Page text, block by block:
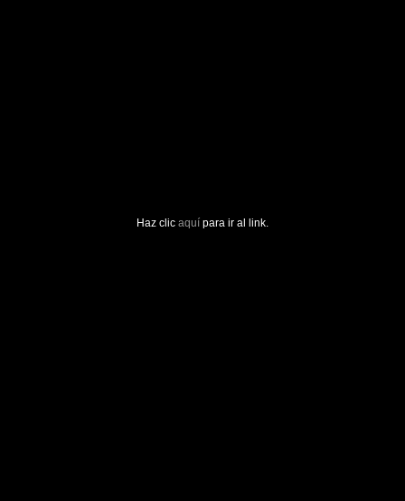
Haz clic aquí para ir al link.